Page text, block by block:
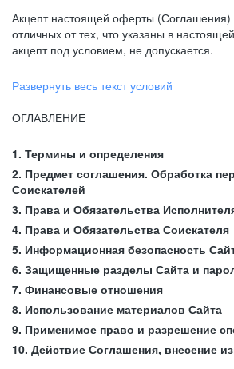
Акцепт настоящей оферты (Соглашения)
отличных от тех, что указаны в
акцепт под условием, не допускается.
Развернуть весь текст условий
ОГЛАВЛЕНИЕ
1. Термины и определения
2. Предмет соглашения. Обработка
Соискателей
3. Права и Обязательства
4. Права и Обязательства Соискателя
5. Информационная безопасность
6. Защищенные разделы Сайта и
7. Финансовые отношения
8. Использование материалов Сайта
9. Применимое право и разрешение
10. Действие Соглашения, внесение